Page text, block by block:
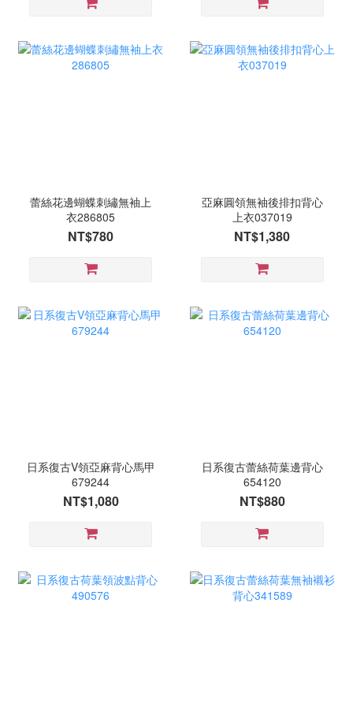
蕾絲花邊蝴蝶刺繡無袖上
衣286805
NT$780
亞麻圓領無袖後排扣背心
上衣037019
NT$1,380
日系復古V領亞麻背心馬甲
679244
NT$1,080
日系復古蕾絲荷葉邊背心
654120
NT$880